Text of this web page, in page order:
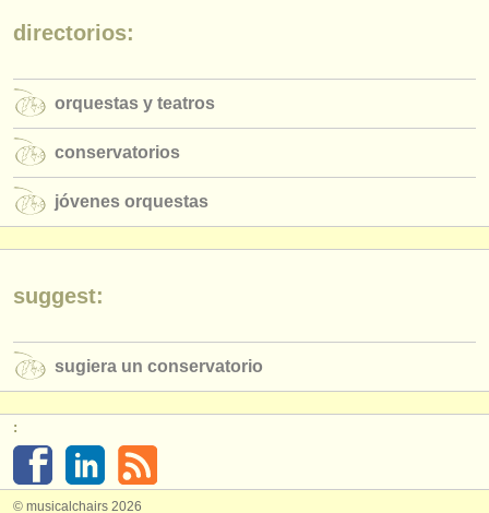
editor:
iniciar sesión
directorios:
orquestas y teatros
conservatorios
jóvenes orquestas
suggest:
sugiera un conservatorio
:
© musicalchairs 2026